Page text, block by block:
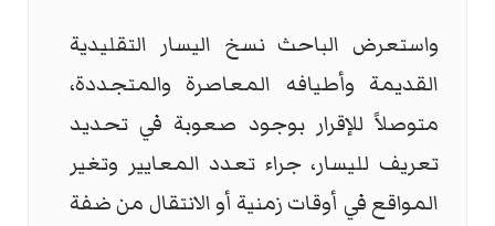
واستعرض الباحث نسخ اليسار التقليدية
القديمة وأطيافه المعاصرة والمتجددة،
متوصلاً للإقرار بوجود صعوبة في تحديد
تعريف لليسار، جراء تعدد المعايير وتغير
المواقع في أوقات زمنية أو الانتقال من ضفة